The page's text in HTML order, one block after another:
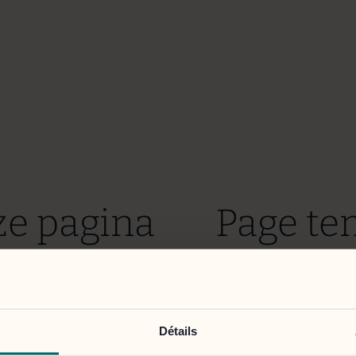
Détails
pagina
zo snel mogelijk te verhelpen.
Page
Nous mettons tout
Nous nous excusons